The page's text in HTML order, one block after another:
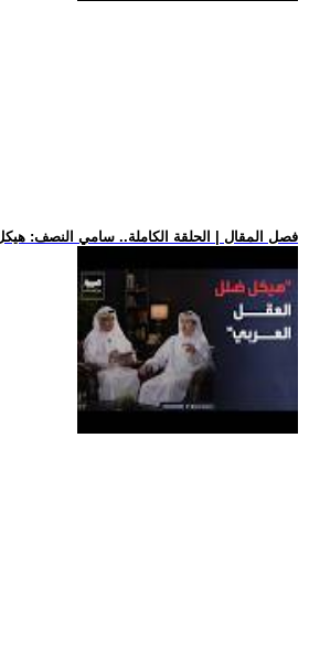
.. فصل المقال | الحلقة الكاملة.. سامي النصف: